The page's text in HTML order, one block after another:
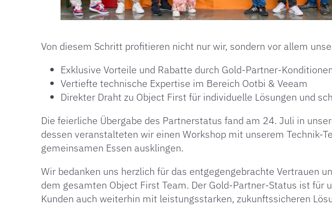
Von diesem Schritt profitieren nicht nur wir, sondern vor allem
Exklusive Vorteile und Rabatte durch Gold-Partner-
Vertiefte technische Expertise im Bereich Ootbi & Veeam
Direkter Draht zu Object First für individuelle Lösungen und
Die feierliche Übergabe des Partnerstatus fand am 24. Juli in
dessen veranstalteten wir einen Workshop mit unserem Technik-
gemeinsamen Essen ausklingen.
Wir bedanken uns herzlich für das entgegengebrachte Vertrauen
dem gesamten Object First Team. Der Gold-Partner-Status ist für
Kunden auch weiterhin mit leistungsstarken, zukunftssicheren